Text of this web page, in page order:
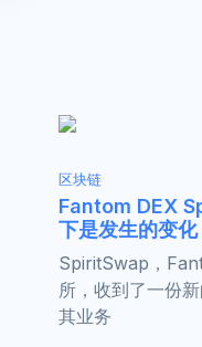
区块链
Fantom DEX
下是发生的变化
SpiritSwap，
所，收到了一份
其业务